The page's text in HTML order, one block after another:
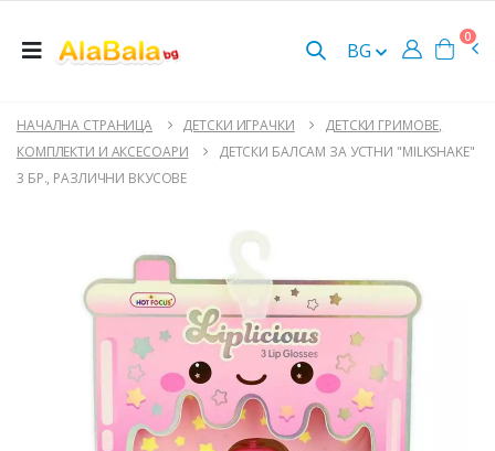
BG
0
НАЧАЛНА СТРАНИЦА ДЕТСКИ ИГРАЧКИ
ДЕТСКИ ГРИМОВЕ,
КОМПЛЕКТИ И АКСЕСОАРИ
ДЕТСКИ БАЛСАМ ЗА УСТНИ "MILKSHAKE"
3 БР., РАЗЛИЧНИ ВКУСОВЕ